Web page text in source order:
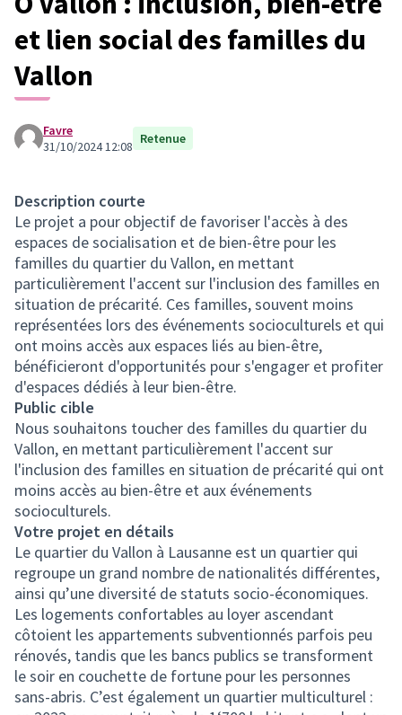
et lien social des familles du
Vallon
Favre
31/10/2024 12:08 Retenue
Description courte
Le projet a pour objectif de favoriser l'accès à des
espaces de socialisation et de bien-être pour les
familles du quartier du Vallon, en mettant
particulièrement l'accent sur l'inclusion des familles en
situation de précarité. Ces familles, souvent moins
représentées lors des événements socioculturels et qui
ont moins accès aux espaces liés au bien-être,
bénéficieront d'opportunités pour s'engager et profiter
d'espaces dédiés à leur bien-être.
Public cible
Nous souhaitons toucher des familles du quartier du
Vallon, en mettant particulièrement l'accent sur
l'inclusion des familles en situation de précarité qui ont
moins accès au bien-être et aux événements
socioculturels.
Votre projet en détails
Le quartier du Vallon à Lausanne est un quartier qui
regroupe un grand nombre de nationalités différentes,
ainsi qu’une diversité de statuts socio-économiques.
Les logements confortables au loyer ascendant
côtoient les appartements subventionnés parfois peu
rénovés, tandis que les bancs publics se transforment
le soir en couchette de fortune pour les personnes
sans-abris. C’est également un quartier multiculturel :